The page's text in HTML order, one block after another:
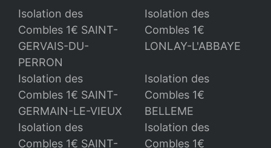
Isolation des
Combles 1€ SAINT-
GERVAIS-DU-
PERRON
Isolation des
Combles 1€
LONLAY-L'ABBAYE
Isolation des
Combles 1€ SAINT-
GERMAIN-LE-VIEUX
Isolation des
Combles 1€
BELLEME
Isolation des
Combles 1€ SAINT-
Isolation des
Combles 1€